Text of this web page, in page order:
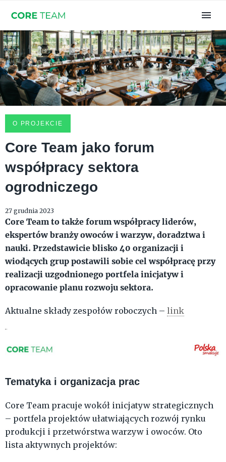
O PROJEKCIE
Core Team jako forum
współpracy sektora
ogrodniczego
27 grudnia 2023
Core Team to także forum współpracy liderów,
ekspertów branży owoców i warzyw, doradztwa i
nauki. Przedstawicie blisko 40 organizacji i
wiodących grup postawili sobie cel współpracę przy
realizacji uzgodnionego portfela inicjatyw i
opracowanie planu rozwoju sektora.
Aktualne składy zespołów roboczych – link
Tematyka i organizacja prac
Core Team pracuje wokół inicjatyw strategicznych
– portfela projektów ułatwiających rozwój rynku
produkcji i przetwórstwa warzyw i owoców. Oto
lista aktywnych projektów: